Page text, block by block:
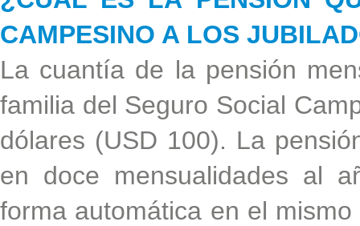
CAMPESINO A LOS
La cuantía de la pensión
familia del Seguro Social
dólares (USD 100). La
en doce mensualidades al
forma automática en el